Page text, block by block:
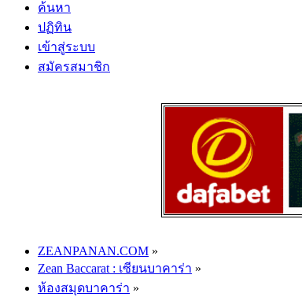
ค้นหา
ปฏิทิน
เข้าสู่ระบบ
สมัครสมาชิก
ZEANPANAN.COM »
Zean Baccarat : เซียนบาคาร่า »
ห้องสมุดบาคาร่า »